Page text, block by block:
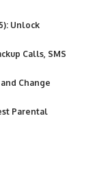
Unlock
Calls, SMS
Change
Parental